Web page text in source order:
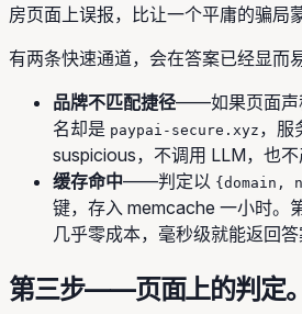
房页面上误报，比让一个平庸的骗局
有两条快速通道，会在答案已经显而
品牌不匹配捷径——如果页面声
名却是 paypai-secure.xyz ，服
suspicious，不调用 LLM，也不
缓存命中——判定以 {domain,
键，存入 memcache 一小时。
几乎零成本，毫秒级就能返回答
第三步——页面上的判定。